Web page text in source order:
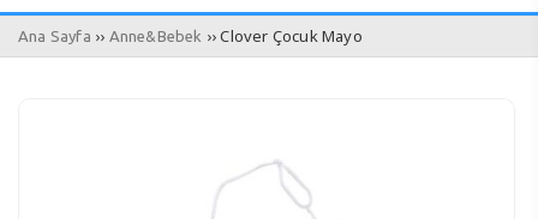
Ana Sayfa ›› Anne&Bebek ›› Clover Çocuk Mayo